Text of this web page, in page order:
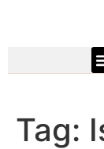
Tag: